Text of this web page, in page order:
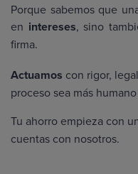
Porque sabemos que
en intereses, sino
firma.
Actuamos con rigor,
proceso sea más
Tu ahorro empieza con
cuentas con nosotros.